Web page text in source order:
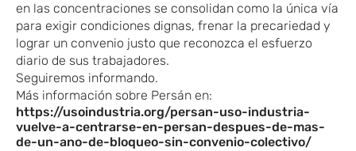
en las concentraciones se consolidan como la única vía
para exigir condiciones dignas, frenar la precariedad y
lograr un convenio justo que reconozca el esfuerzo
diario de sus trabajadores.
Seguiremos informando.
Más información sobre Persán en:
https://usoindustria.org/persan-uso-industria-
vuelve-a-centrarse-en-persan-despues-de-mas-
de-un-ano-de-bloqueo-sin-convenio-colectivo/